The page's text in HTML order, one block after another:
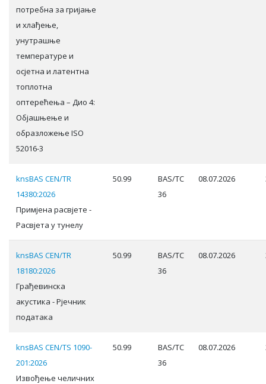
потребна за гријање
и хлађење,
унутрашње
температуре и
осјетна и латентна
топлотна
оптерећења – Дио 4:
Објашњење и
образложење ISO
52016-3
knsBAS CEN/TR
14380:2026
Примјена расвјете -
Расвјета у тунелу
50.99
BAS/TC
36
08.07.2026
knsBAS CEN/TR
18180:2026
Грађевинска
акустика - Рјечник
података
50.99
BAS/TC
36
08.07.2026
knsBAS CEN/TS 1090-
201:2026
Извођење челичних
50.99
BAS/TC
36
08.07.2026